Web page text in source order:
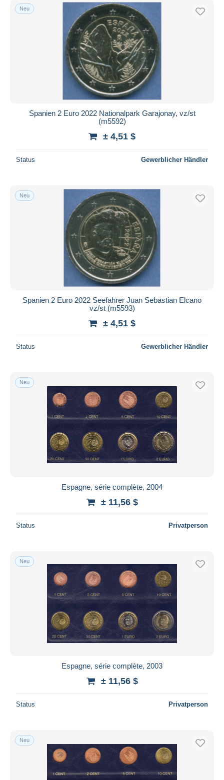
Neu
Spanien 2 Euro 2022 Nationalpark Garajonay, vz/st
(m5592)
± 4,51 $
Status Gewerblicher Händler
Neu
Spanien 2 Euro 2022 Seefahrer Juan Sebastian Elcano
vz/st (m5593)
± 4,51 $
Status Gewerblicher Händler
Neu
Espagne, série complète, 2004
± 11,56 $
Status Privatperson
Neu
Espagne, série complète, 2003
± 11,56 $
Status Privatperson
Neu